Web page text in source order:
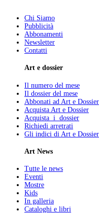
Chi Siamo
Pubblicità
Abbonamenti
Newsletter
Contatti
Art e dossier
Il numero del mese
Il dossier del mese
Abbonati ad Art e Dossier
Acquista Art e Dossier
Acquista i dossier
Richiedi arretrati
Gli indici di Art e Dossier
Art News
Tutte le news
Eventi
Mostre
Kids
In galleria
Cataloghi e libri